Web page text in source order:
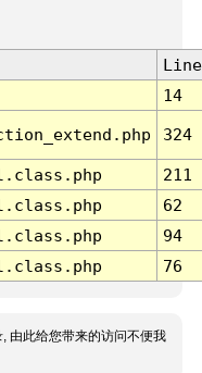
Line
14
324
211
62
94
76
由此给您带来的访问不便我